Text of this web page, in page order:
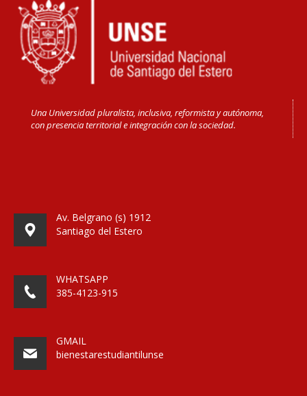
Una Universidad pluralista, inclusiva, reformista y autónoma,
con presencia territorial e integración con la sociedad.
Av. Belgrano (s) 1912
Santiago del Estero
WHATSAPP
385-4123-915
GMAIL
bienestarestudiantilunse